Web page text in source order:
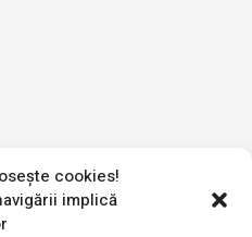
cookies!
implică